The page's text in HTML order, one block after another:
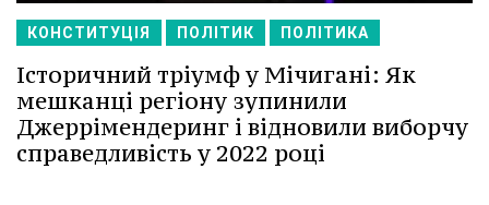
КОНСТИТУЦІЯ ПОЛІТИК ПОЛІТИКА
Історичний тріумф у Мічигані: Як
мешканці регіону зупинили
Джеррімендеринг і відновили виборчу
справедливість у 2022 році